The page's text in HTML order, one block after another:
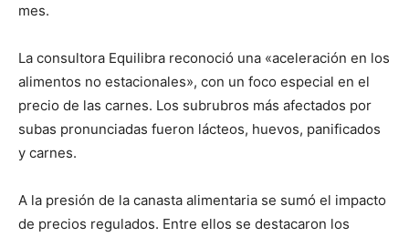
mes.
La consultora Equilibra reconoció una «aceleración en los
alimentos no estacionales», con un foco especial en el
precio de las carnes. Los subrubros más afectados por
subas pronunciadas fueron lácteos, huevos, panificados
y carnes.
A la presión de la canasta alimentaria se sumó el impacto
de precios regulados. Entre ellos se destacaron los